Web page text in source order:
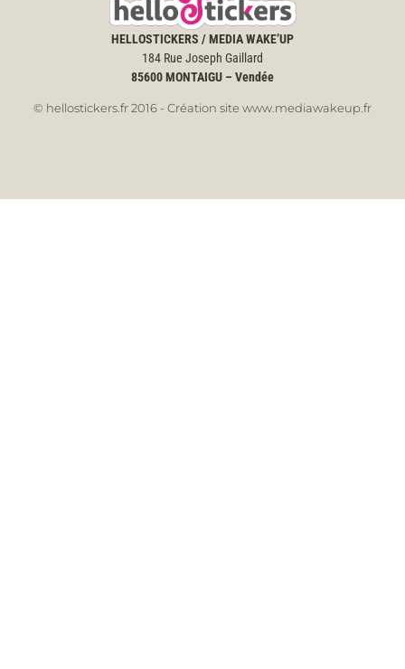
HELLOSTICKERS / MEDIA WAKE’UP
184 Rue Joseph Gaillard
85600MONTAIGU – Vendée
© hellostickers.fr 2016 - Création site www.mediawakeup.fr